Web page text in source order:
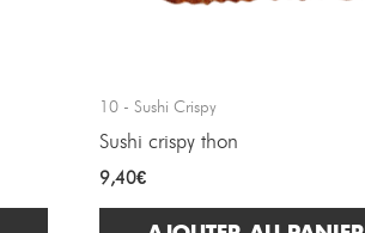
10 - Sushi Crispy
Sushi crispy thon
9,40€